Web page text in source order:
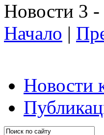
Новости 3 -
Начало |
Новости